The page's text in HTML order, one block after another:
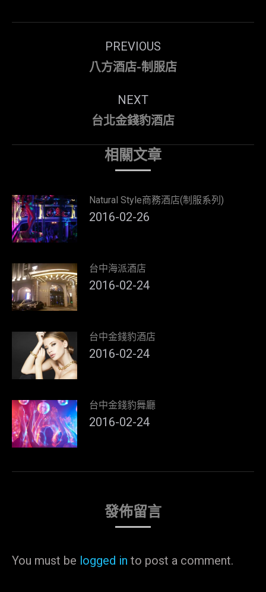
navigation
PREVIOUS
Previous
八方酒店-制服店
NEXT
Next
台北金錢豹酒店
相關文章
Natural Style商務酒店(制服系列)
2016-02-26
台中海派酒店
2016-02-24
台中金錢豹酒店
2016-02-24
台中金錢豹舞廳
2016-02-24
發佈留言
You must be logged in to post a comment.